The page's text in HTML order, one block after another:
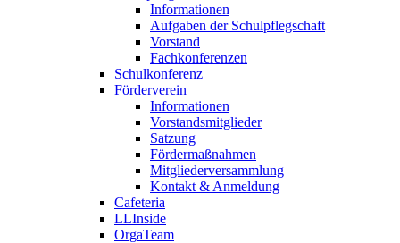
Informationen
Aufgaben der Schulpflegschaft
Vorstand
Fachkonferenzen
Schulkonferenz
Förderverein
Informationen
Vorstandsmitglieder
Satzung
Fördermaßnahmen
Mitgliederversammlung
Kontakt & Anmeldung
Cafeteria
LLInside
OrgaTeam